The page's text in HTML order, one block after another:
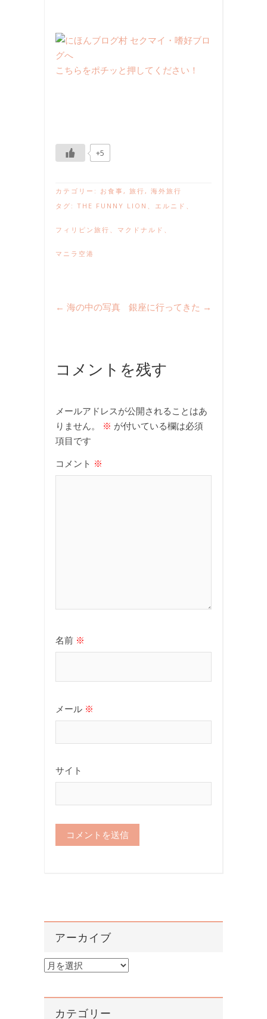
こちらをポチッと押してください！
+5
カテゴリー: お食事, 旅行, 海外旅行
タグ: THE FUNNY LION 、 エルニド 、
フィリピン旅行 、 マクドナルド 、
マニラ空港
← 海の中の写真 銀座に行ってきた →
コメントを残す
メールアドレスが公開されることはあ
りません。
※ が付いている欄は必須
項目です
コメント ※
名前 ※
メール ※
サイト
アーカイブ
ア
カ
カテゴリー